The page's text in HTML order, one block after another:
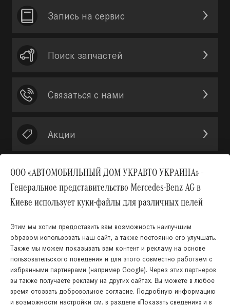
ООО «АВТОМОБИЛЬНЫЙ ДОМ УКРАВТО УКРАИНА» -
Генеральное представительство Mercedes-Benz AG в
Киеве использует куки-файлы для различных целей
Этим мы хотим предоставить вам возможность наилучшим
образом использовать наш сайт, а также постоянно его улучшать.
Также мы можем показывать вам контент и рекламу на основе
пользовательского поведения и для этого совместно работаем с
избранными партнерами (например Google). Через этих партнеров
вы также получаете рекламу на других сайтах. Вы можете в любое
время отозвать добровольное согласие. Подробную информацию
и возможности настройки см. в разделе «Показать сведения» и в
Запись на сервис
Поиск запчастей
Связаться с нами
Акции
Украинский Русский
КНОПКА